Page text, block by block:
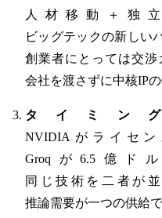
人材移動＋独
ビッグテックの新しい
創業者にとっては交渉
会社を渡さずに中核IP
タイミン
NVIDIAがライセ
Groqが6.5億ド
同じ技術を二者が
推論需要が一つの供給